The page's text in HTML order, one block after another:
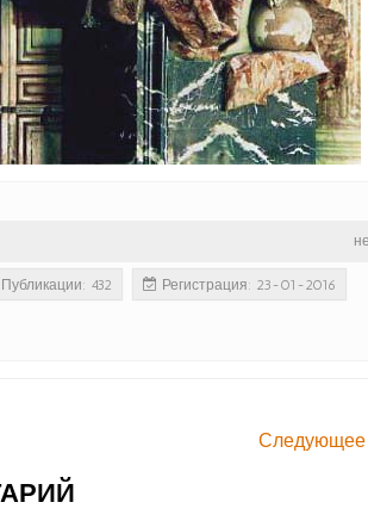
Публикации: 432 Регистрация: 23-01-2016
Следующее